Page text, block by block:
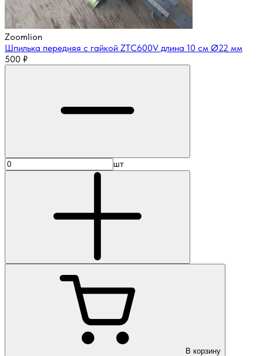
Zoomlion
Шпилька передняя с гайкой ZTC600V длина 10 см Ø22 мм
500 ₽
шт
В корзину